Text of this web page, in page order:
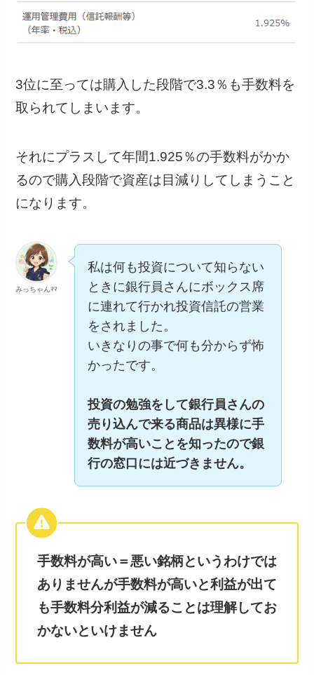
3位に至っては購入した段階で3.3％も手数料を
取られてしまい ます。
それにプラスして年間1.925％の手数料がかか
るので購入段階で資産は目減りしてしまうこと
になります。
みっちゃんﾏﾏ
私は何も投資について知らない
ときに銀行員さんにボックス席
に連れて行かれ投資信託の営業
をされました。
いきなりの事で何も分からず怖
かったです。
投資の勉強をして銀行員さんの
売り込んで来る商品は異様に手
数料が高いことを知ったので銀
行の窓口には近づきません。
手数料が高い＝悪い銘柄というわけでは
ありませんが手数料が高いと利益が出て
も手数料分利益が減ることは理解してお
かないといけません